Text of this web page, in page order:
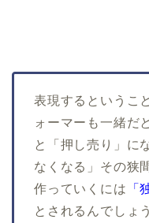
表現するというこ
ォーマーも一緒だ
と「押し売り」に
なくなる」その狭
作っていくには 「
とされるんでしょ